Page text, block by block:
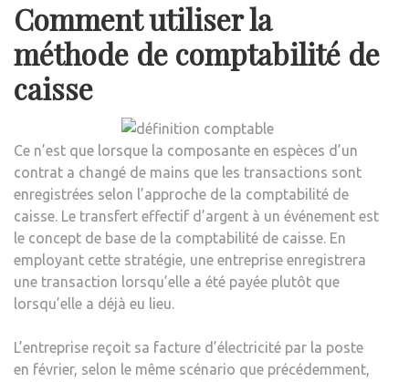
Comment utiliser la
méthode de comptabilité de
caisse
Ce n’est que lorsque la composante en espèces d’un
contrat a changé de mains que les transactions sont
enregistrées selon l’approche de la comptabilité de
caisse. Le transfert effectif d’argent à un événement est
le concept de base de la comptabilité de caisse. En
employant cette stratégie, une entreprise enregistrera
une transaction lorsqu’elle a été payée plutôt que
lorsqu’elle a déjà eu lieu.
L’entreprise reçoit sa facture d’électricité par la poste
en février, selon le même scénario que précédemment,